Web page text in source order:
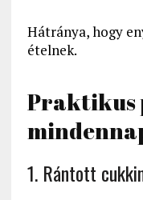
Hátránya, hogy
ételnek.
Praktikus
1. Rántott